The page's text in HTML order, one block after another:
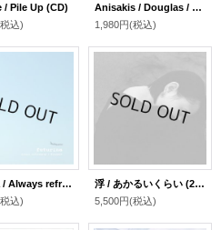
/ Pile Up (CD)
込)
Anisakis / Douglas / SPLIT (7inch)
1,980円(税込)
futurina / Always refreshing / Elephant (Cassette＋DLコード)
込)
浮 / あかるいくらい (2LP)
5,500円(税込)